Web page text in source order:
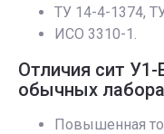
ТУ 14-4-1374,
ИСО 3310-1.
Отличия сит
обычных
Повышенная